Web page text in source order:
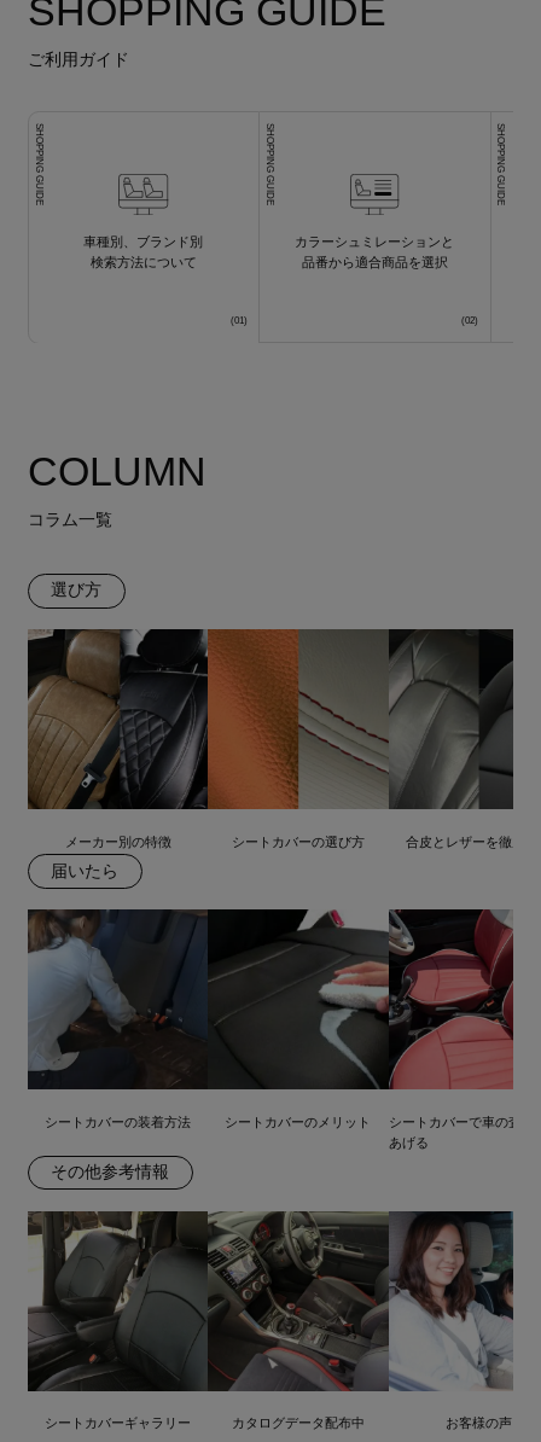
SHOPPING GUIDE
ご利用ガイド
SHOPPING GUIDE
車種別、ブランド別
検索方法について
SHOPPING GUIDE
カラーシュミレーションと
品番から適合商品を選択
SHOPPING GUIDE
COLUMN
コラム一覧
選び方
メーカー別の特徴 シートカバーの選び方 合皮とレザーを徹底比
届いたら
シートカバーの装着方法 シートカバーのメリット
シートカバーで車の査定
あげる
その他参考情報
シートカバーギャラリー カタログデータ配布中 お客様の声